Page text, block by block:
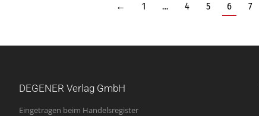
← 1 … 4 5 6 7
DEGENER Verlag GmbH
Eingetragen beim Handelsregister